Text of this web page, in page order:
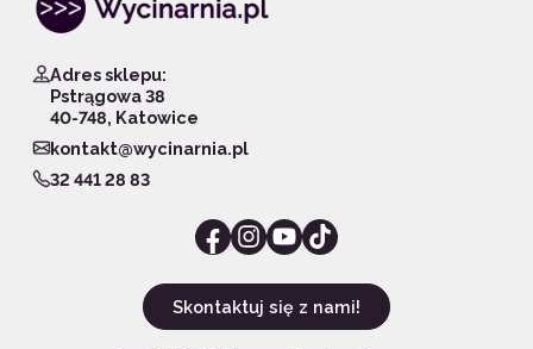
Adres sklepu:
Pstrągowa 38
40-748, Katowice
kontakt@wycinarnia.pl
32 441 28 83
Skontaktuj się z nami!